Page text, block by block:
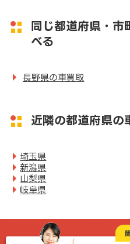
同じ都道府県・市
べる
長野県の車買取
近隣の都道府県の
埼玉県
新潟県
山梨県
岐阜県